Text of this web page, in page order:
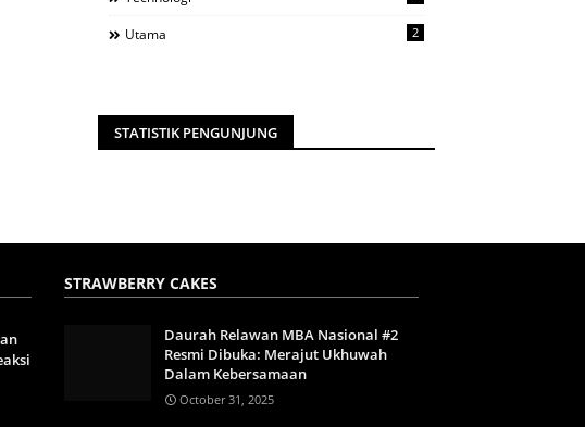
Utama 2
STATISTIK PENGUNJUNG
STRAWBERRY CAKES
Daurah Relawan MBA Nasional #2
Resmi Dibuka: Merajut Ukhuwah
Dalam Kebersamaan
October 31, 2025